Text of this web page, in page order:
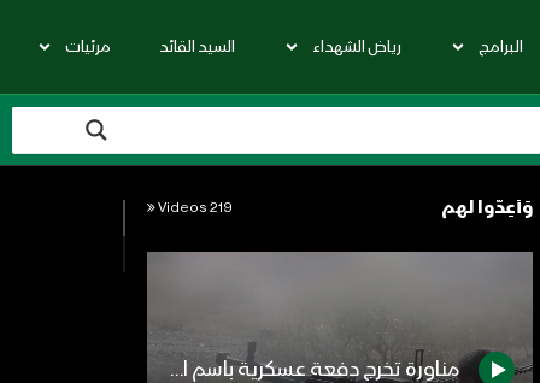
البرامج رياض الشهداء السيد القائد مرئيات
وَأَعِدُّوا لهم 219 Videos
مناورة تخرج دفعة عسكرية باسم الشهيد ابو حسين المراني – المنطقة العسكرية السادسة